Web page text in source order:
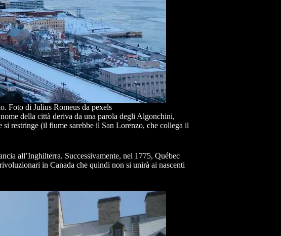
Foto di Julius Romeus da pexels
della città deriva da una parola degli Algonchini,
restringe (il fiume sarebbe il San Lorenzo, che collega il
all’Inghilterra. Successivamente, nel 1775, Québec
in Canada che quindi non si unirà ai nascenti